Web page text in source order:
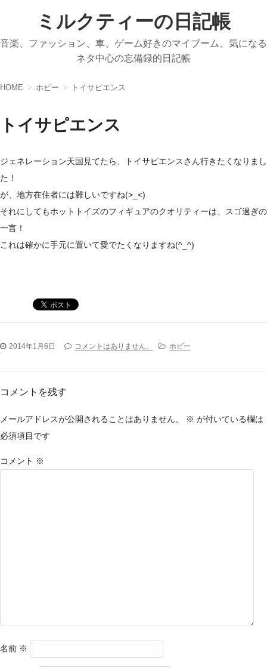
ミルクティーの日記帳
音楽、ファッション、車、ゲーム好きのマイブーム、気になる
ネタ中心の忘備録的日記帳
HOME ホビー トイサピエンス
トイサピエンス
ジェネレーション天国見てたら、トイサピエンスさん行きたくなりまし
た！
が、地方在住者には難しいですね(>_<)
それにしてもホットトイズのフィギュアのクオリティーは、スゴ過ぎの
一言！
これは確かに手元に置いて愛でたくなりますね(^_^)
2014年1月6日 コメントはありません。 ホビー
コメントを残す
メールアドレスが公開されることはありません。 ※ が付いている欄は
必須項目です
コメント ※
名前 ※